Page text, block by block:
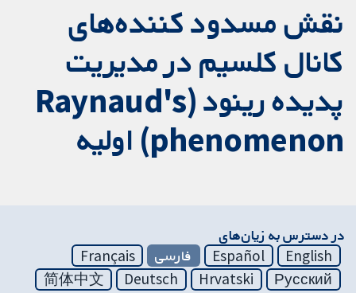
نقش مسدود کننده‌های
کانال کلسیم در مدیریت
پدیده رینود (Raynaud's
phenomenon) اولیه
در دسترس به زیان‌های
English
Español فارسی
Français
Русский
Hrvatski
Deutsch
简体中文